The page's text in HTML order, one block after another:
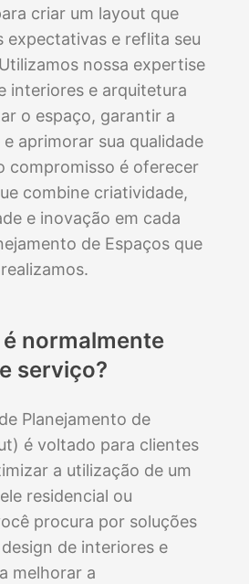
criar um layout que
expectativas e reflita seu
nossa expertise
interiores e arquitetura
o espaço, garantir a
aprimorar sua qualidade
compromisso é oferecer
combine criatividade,
e inovação em cada
de Espaços que
realizamos.
normalmente
serviço?
Planejamento de
é voltado para clientes
a utilização de um
residencial ou
procura por soluções
de interiores e
melhorar a